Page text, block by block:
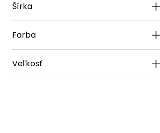
Šírka
Farba
Veľkosť